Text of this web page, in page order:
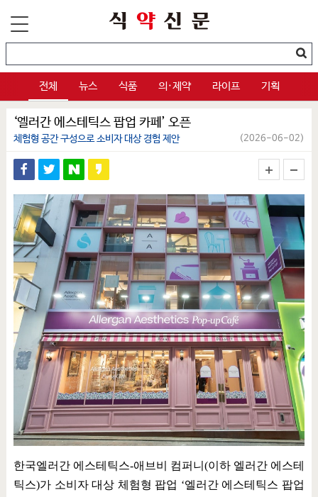
전체 뉴스 식품 의·제약 라이프 기획
‘엘러간 에스테틱스 팝업 카페’ 오픈
체험형 공간 구성으로 소비자 대상 경험 제안 (2026-06-02)
한국엘러간 에스테틱스-애브비 컴퍼니(이하 엘러간 에스테
틱스)가 소비자 대상 체험형 팝업 ‘엘러간 에스테틱스 팝업